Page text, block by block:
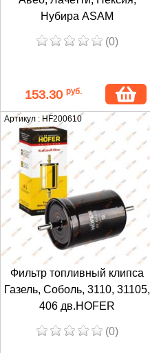
Нубира ASAM
(0)
153.30 руб.
Артикул : HF200610
Фильтр топливный клипса
Газель, Соболь, 3110, 31105,
406 дв.HOFER
(0)